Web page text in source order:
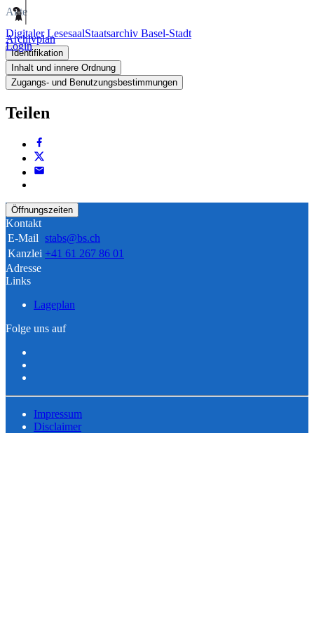
Digitaler LesesaalStaatsarchiv Basel-Stadt
Login
Akte
Archivplan
Identifikation
Inhalt und innere Ordnung
Zugangs- und Benutzungsbestimmungen
Teilen
Öffnungszeiten
Kontakt
E-Mail stabs@bs.ch
Kanzlei +41 61 267 86 01
Adresse
Links
Lageplan
Folge uns auf
Impressum
Disclaimer